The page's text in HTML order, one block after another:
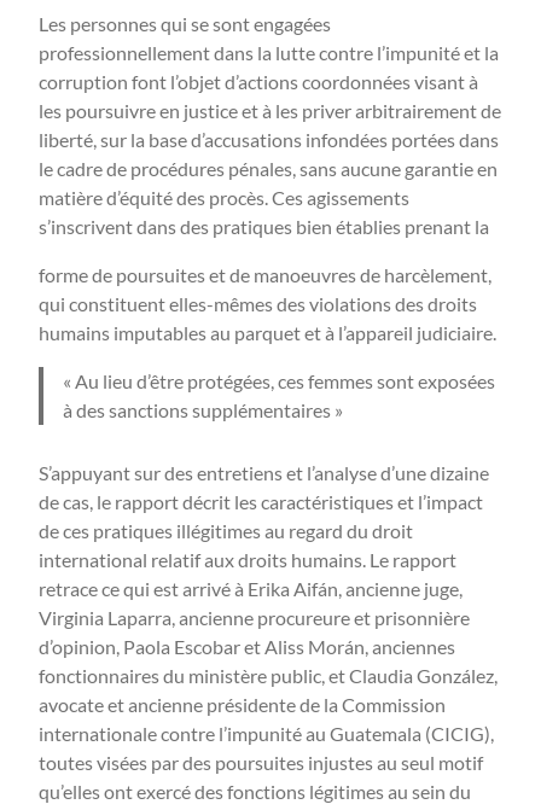
Les personnes qui se sont engagées
professionnellement dans la lutte contre l’impunité et la
corruption font l’objet d’actions coordonnées visant à
les poursuivre en justice et à les priver arbitrairement de
liberté, sur la base d’accusations infondées portées dans
le cadre de procédures pénales, sans aucune garantie en
matière d’équité des procès. Ces agissements
s’inscrivent dans des pratiques bien établies prenant la
forme de poursuites et de manoeuvres de harcèlement,
qui constituent elles-mêmes des violations des droits
humains imputables au parquet et à l’appareil judiciaire.
« Au lieu d’être protégées, ces femmes sont exposées
à des sanctions supplémentaires »
S’appuyant sur des entretiens et l’analyse d’une dizaine
de cas, le rapport décrit les caractéristiques et l’impact
de ces pratiques illégitimes au regard du droit
international relatif aux droits humains. Le rapport
retrace ce qui est arrivé à Erika Aifán, ancienne juge,
Virginia Laparra, ancienne procureure et prisonnière
d’opinion, Paola Escobar et Aliss Morán, anciennes
fonctionnaires du ministère public, et Claudia González,
avocate et ancienne présidente de la Commission
internationale contre l’impunité au Guatemala (CICIG),
toutes visées par des poursuites injustes au seul motif
qu’elles ont exercé des fonctions légitimes au sein du